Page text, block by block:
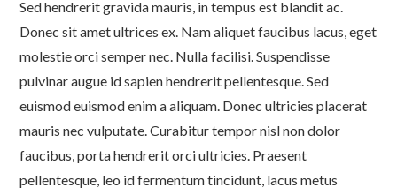
Sed hendrerit gravida mauris, in tempus est blandit ac.
Donec sit amet ultrices ex. Nam aliquet faucibus lacus, eget
molestie orci semper nec. Nulla facilisi. Suspendisse
pulvinar augue id sapien hendrerit pellentesque. Sed
euismod euismod enim a aliquam. Donec ultricies placerat
mauris nec vulputate. Curabitur tempor nisl non dolor
faucibus, porta hendrerit orci ultricies. Praesent
pellentesque, leo id fermentum tincidunt, lacus metus